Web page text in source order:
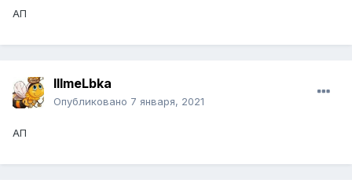
АП
IIImeLbka
Опубликовано 7 января, 2021
АП